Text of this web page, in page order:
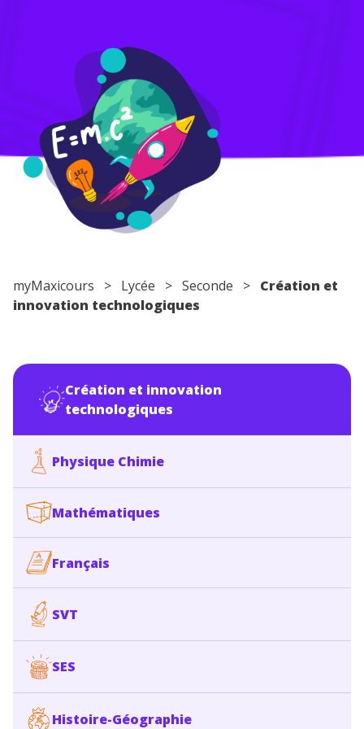
myMaxicours > Lycée > Seconde > Création et
innovation technologiques
Création et innovation
technologiques
Physique Chimie
Mathématiques
Français
SVT
SES
Histoire-Géographie